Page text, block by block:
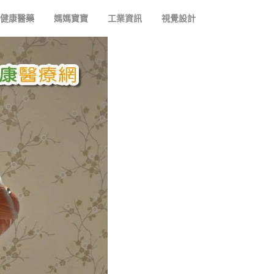
健康醫藥 媽媽寶寶 工業資訊 視覺設計